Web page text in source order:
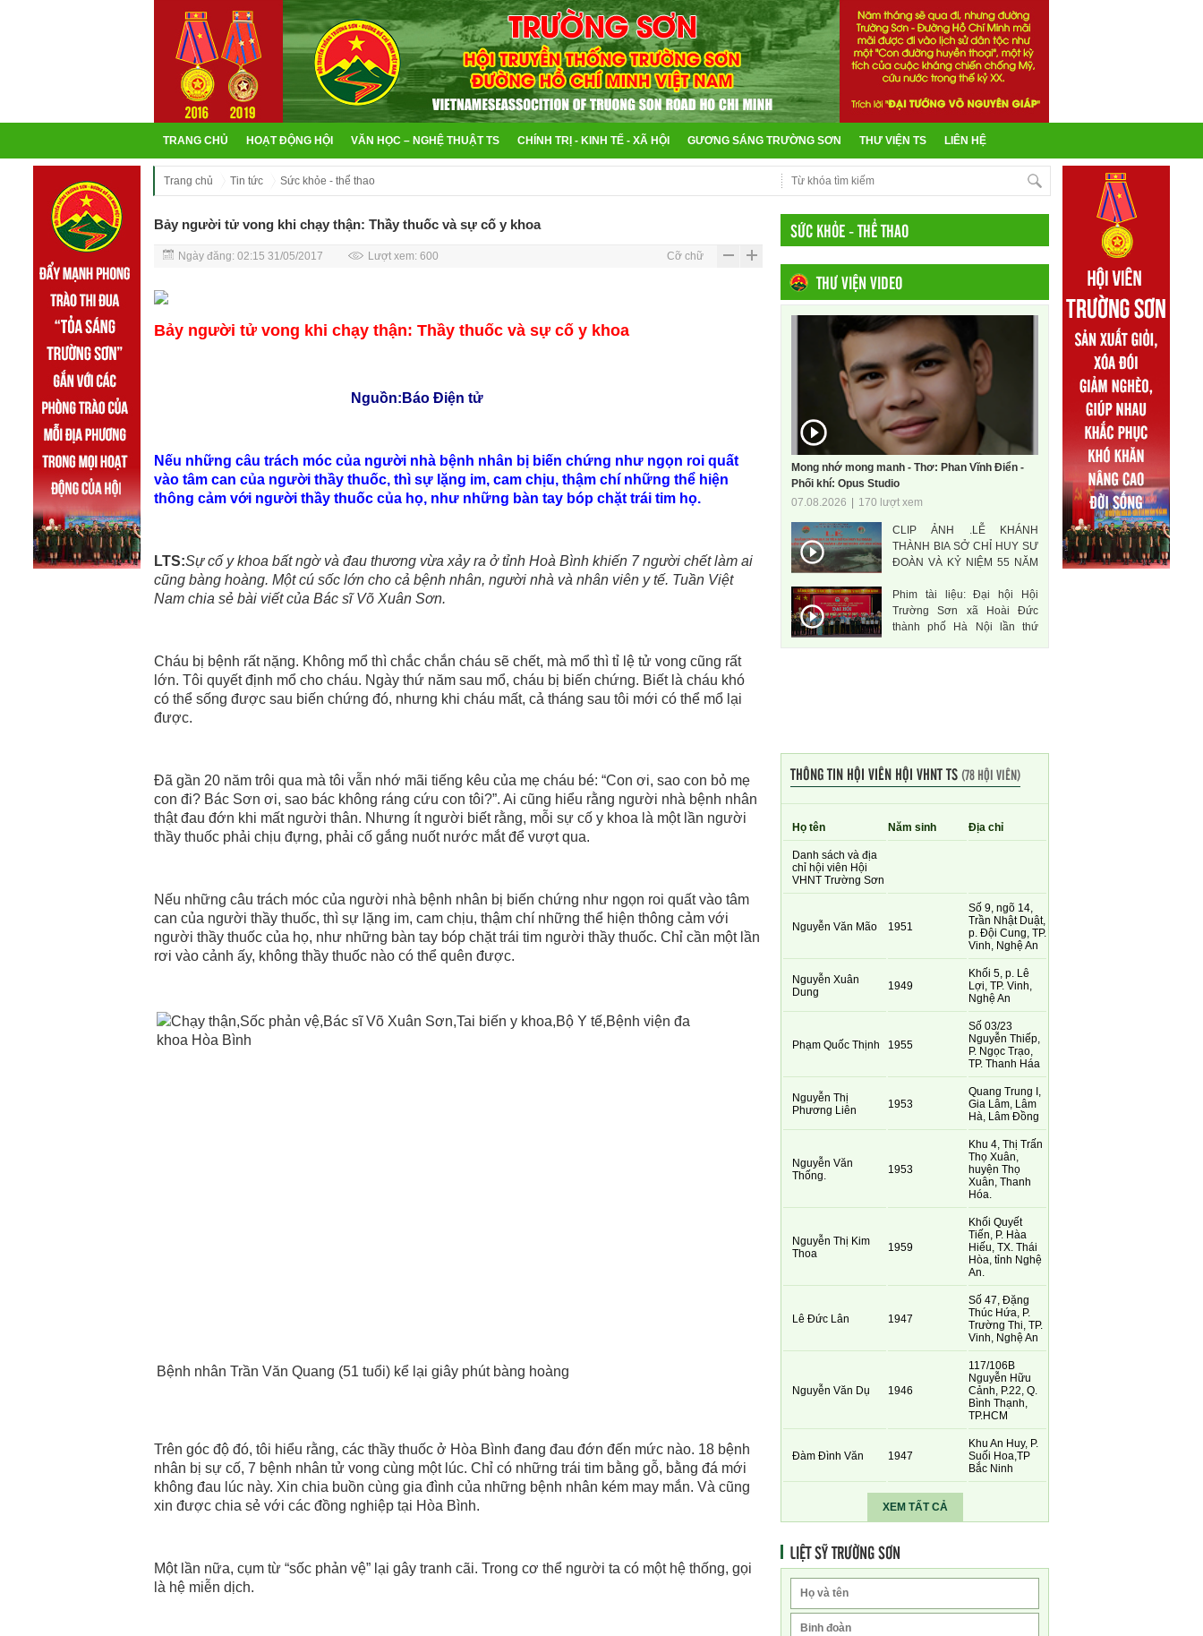
TRANG CHỦ HOẠT ĐỘNG HỘI VĂN HỌC – NGHỆ THUẬT TS CHÍNH TRỊ - KINH TẾ - XÃ HỘI GƯƠNG SÁNG TRƯỜNG SƠN THƯ VIỆN TS LIÊN HỆ
Trang chủ Tin tức Sức khỏe - thể thao
Bảy người tử vong khi chạy thận: Thầy thuốc và sự cố y khoa
Ngày đăng: 02:15 31/05/2017 Lượt xem: 600 Cỡ chữ
Bảy người tử vong khi chạy thận: Thầy thuốc và sự cố y khoa
Nguồn:Báo Điện tử
Nếu những câu trách móc của người nhà bệnh nhân bị biến chứng như ngọn roi quất
vào tâm can của người thầy thuốc, thì sự lặng im, cam chịu, thậm chí những thể hiện
thông cảm với người thầy thuốc của họ, như những bàn tay bóp chặt trái tim họ.
LTS:Sự cố y khoa bất ngờ và đau thương vừa xảy ra ở tỉnh Hoà Bình khiến 7 người chết làm ai
cũng bàng hoàng. Một cú sốc lớn cho cả bệnh nhân, người nhà và nhân viên y tế. Tuần Việt
Nam chia sẻ bài viết của Bác sĩ Võ Xuân Sơn.
Cháu bị bệnh rất nặng. Không mổ thì chắc chắn cháu sẽ chết, mà mổ thì tỉ lệ tử vong cũng rất
lớn. Tôi quyết định mổ cho cháu. Ngày thứ năm sau mổ, cháu bị biến chứng. Biết là cháu khó
có thể sống được sau biến chứng đó, nhưng khi cháu mất, cả tháng sau tôi mới có thể mổ lại
được.
Đã gần 20 năm trôi qua mà tôi vẫn nhớ mãi tiếng kêu của mẹ cháu bé: “Con ơi, sao con bỏ mẹ
con đi? Bác Sơn ơi, sao bác không ráng cứu con tôi?”. Ai cũng hiểu rằng người nhà bệnh nhân
thật đau đớn khi mất người thân. Nhưng ít người biết rằng, mỗi sự cố y khoa là một lần người
thầy thuốc phải chịu đựng, phải cố gắng nuốt nước mắt để vượt qua.
Nếu những câu trách móc của người nhà bệnh nhân bị biến chứng như ngọn roi quất vào tâm
can của người thầy thuốc, thì sự lặng im, cam chịu, thậm chí những thể hiện thông cảm với
người thầy thuốc của họ, như những bàn tay bóp chặt trái tim người thầy thuốc. Chỉ cần một lần
rơi vào cảnh ấy, không thầy thuốc nào có thể quên được.
Bệnh nhân Trần Văn Quang (51 tuổi) kể lại giây phút bàng hoàng
Trên góc độ đó, tôi hiểu rằng, các thầy thuốc ở Hòa Bình đang đau đớn đến mức nào. 18 bệnh
nhân bị sự cố, 7 bệnh nhân tử vong cùng một lúc. Chỉ có những trái tim bằng gỗ, bằng đá mới
không đau lúc này. Xin chia buồn cùng gia đình của những bệnh nhân kém may mắn. Và cũng
xin được chia sẻ với các đồng nghiệp tại Hòa Bình.
Một lần nữa, cụm từ “sốc phản vệ” lại gây tranh cãi. Trong cơ thể người ta có một hệ thống, gọi
là hệ miễn dịch.
SỨC KHỎE - THỂ THAO
THƯ VIỆN VIDEO
Mong nhớ mong manh - Thơ: Phan Vĩnh Điển -
Phối khí: Opus Studio
07.08.2026
170 lượt xem
CLIP ẢNH .LỄ KHÁNH
THÀNH BIA SỞ CHỈ HUY SƯ
ĐOÀN VÀ KỶ NIỆM 55 NĂM
ANH HÙNG
Phim tài liệu: Đại hội Hội
Trường Sơn xã Hoài Đức
thành phố Hà Nội lần thứ
THÔNG TIN HỘI VIÊN HỘI VHNT TS(78 HỘI VIÊN)
Họ tên Năm sinh Địa chỉ
Danh sách và địa
chỉ hội viên Hội
VHNT Trường Sơn
Nguyễn Văn Mão 1951
Số 9, ngõ 14,
Trần Nhật Duật,
p. Đội Cung, TP.
Vinh, Nghệ An
Nguyễn Xuân
Dung
1949
Khối 5, p. Lê
Lợi, TP. Vinh,
Nghệ An
Phạm Quốc Thịnh 1955
Số 03/23
Nguyễn Thiếp,
P. Ngọc Trạo,
TP. Thanh Háa
Nguyễn Thị
Phương Liên
1953
Quang Trung I,
Gia Lâm, Lâm
Hà, Lâm Đồng
Nguyễn Văn
Thống.
1953
Khu 4, Thị Trấn
Thọ Xuân,
huyện Thọ
Xuân, Thanh
Hóa.
Nguyễn Thị Kim
Thoa
1959
Khối Quyết
Tiến, P. Hàa
Hiếu, TX. Thái
Hòa, tỉnh Nghệ
An.
Lê Đức Lân 1947
Số 47, Đặng
Thúc Hứa, P.
Trường Thi, TP.
Vinh, Nghệ An
Nguyễn Văn Dụ 1946
117/106B
Nguyễn Hữu
Cảnh, P.22, Q.
Bình Thạnh,
TP.HCM
Đàm Đình Văn 1947
Khu An Huy, P.
Suối Hoa,TP
Bắc Ninh
XEM TẤT CẢ
LIỆT SỸ TRƯỜNG SƠN